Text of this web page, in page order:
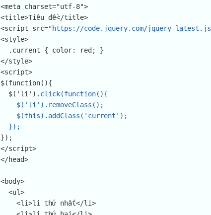
<meta charset="utf-8">
<title>Tiêu đề</title>
<script src="https://code.jquery.com/jquery-latest.js
<style>
</style>
<script>
$(function(){
  $('li')
.click(function(){
  });
});
</script>
</head>
<body>